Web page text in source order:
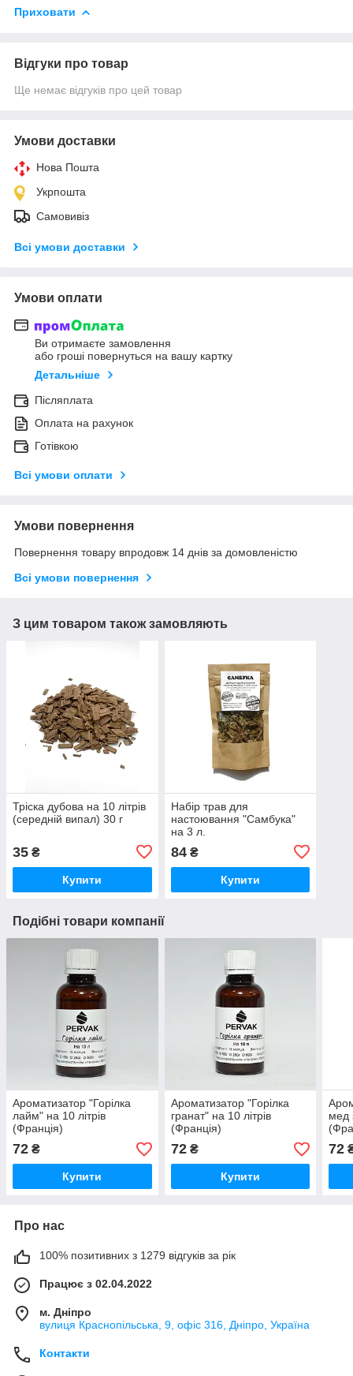
Приховати
Відгуки про товар
Ще немає відгуків про цей товар
Умови доставки
Нова Пошта
Укрпошта
Самовивіз
Всі умови доставки
Умови оплати
Ви отримаєте замовлення
або гроші повернуться на вашу картку
Детальніше
Післяплата
Оплата на рахунок
Готівкою
Всі умови оплати
Умови повернення
Повернення товару впродовж 14 днів за домовленістю
Всі умови повернення
З цим товаром також замовляють
Тріска дубова на 10 літрів
(середній випал) 30 г
35 ₴
Купити
Набір трав для
настоювання "Самбука"
на 3 л.
84₴
Купити
Подібні товари компанії
Ароматизатор "Горілка
лайм" на 10 літрів
(Франція)
72 ₴
Купити
Ароматизатор "Горілка
гранат" на 10 літрів
(Франція)
72₴
Купити
мед
72
Про нас
100% позитивних з 1279 відгуків за рік
Працює з 02.04.2022
м. Дніпро
вулиця Краснопільська, 9, офіс 316, Дніпро, Україна
Контакти